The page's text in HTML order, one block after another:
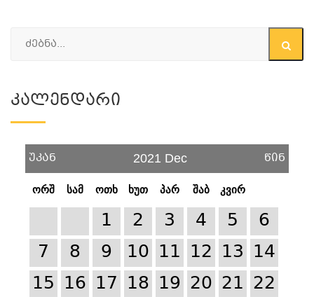
Კალენდარი
უკან 2021 Dec წინ
ორშ სამ ოთხ ხუთ პარ შაბ კვირ
1 2 3 4 5
6
7
8 9 10 11 12 13 14
15 16 17 18 19 20 21 22